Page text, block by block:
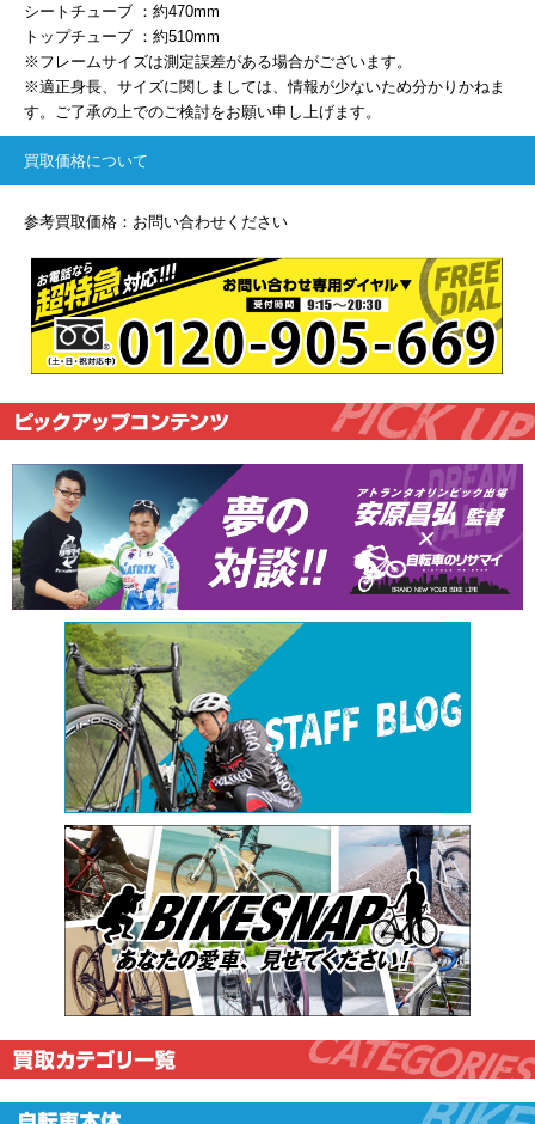
シートチューブ ：約470mm
トップチューブ ：約510mm
※フレームサイズは測定誤差がある場合がございます。
※適正身長、サイズに関しましては、情報が少ないため分かりかねま
す。ご了承の上でのご検討をお願い申し上げます。
買取価格について
参考買取価格：お問い合わせください